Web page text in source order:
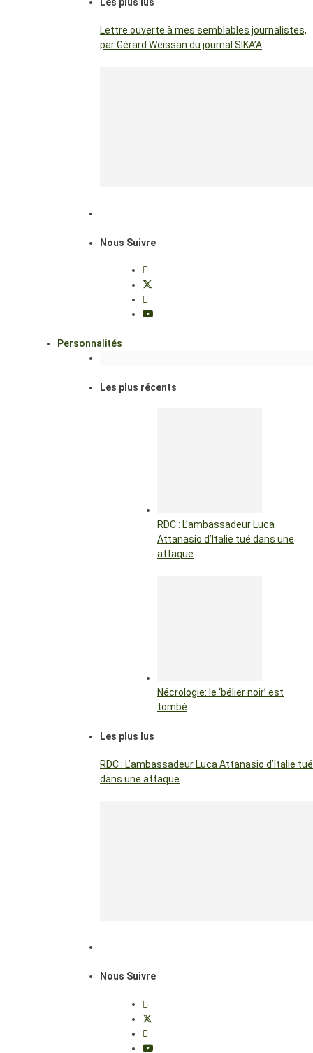
Les plus lus
Lettre ouverte à mes semblables journalistes,
par Gérard Weissan du journal SIKA’A
Nous Suivre
Personnalités
Les plus récents
RDC : L’ambassadeur Luca
Attanasio d’Italie tué dans une
attaque
Nécrologie: le ‘bélier noir’ est
tombé
Les plus lus
RDC : L’ambassadeur Luca Attanasio d’Italie tué
dans une attaque
Nous Suivre